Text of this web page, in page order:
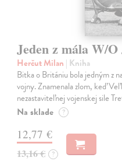
Jeden z mála W/
Herčut Milan | Kniha
Bitka o Britániu bola jedným z
vojny. Znamenala zlom, keď
nezastaviteľnej vojenskej sile
Na sklade ?
12,77 €
13,16 € ?